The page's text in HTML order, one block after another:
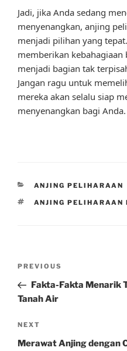
Jadi, jika Anda sedang
menyenangkan, anjing
menjadi pilihan yang
memberikan kebahagiaan
menjadi bagian tak
Jangan ragu untuk
mereka akan selalu siap
menyenangkan bagi Anda.
CATEGORIES
ANJING PELIHARAAN
TAGS
ANJING PELIHARAAN
Previous
Post
PREVIOUS
Fakta-Fakta Menarik
Tanah Air
Next
Post
NEXT
Merawat Anjing dengan